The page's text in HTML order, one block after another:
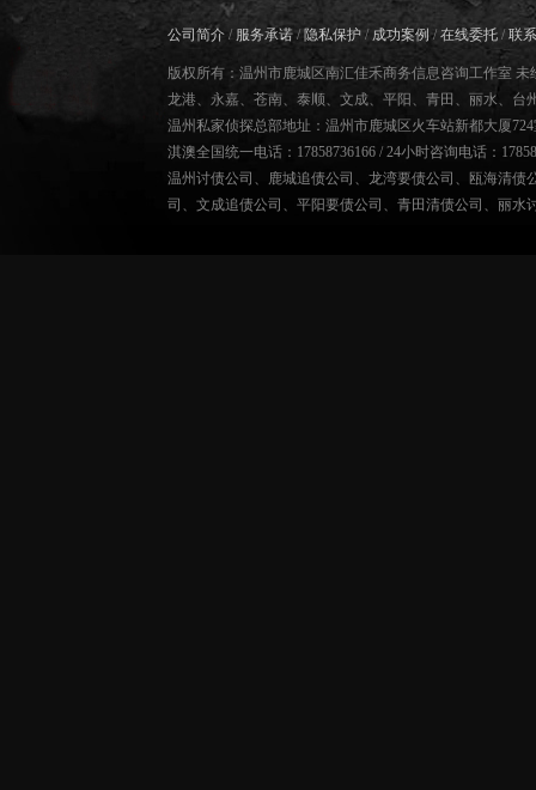
公司简介 / 服务承诺 /隐私保护 / 成功案例 / 在线委托 / 联
版权所有：温州市鹿城区南汇佳禾商务信息咨询工作室
龙港、永嘉、苍南、泰顺、文成、平阳、青田、丽水、台
温州私家侦探总部地址：温州市鹿城区火车站新都大厦
淇澳全国统一电话：17858736166 / 24小时咨询电话：
温州讨债公司 、 鹿城追债公司 、 龙湾要债公司 、 瓯海清债
司 、 文成追债公司 、 平阳要债公司 、 青田清债公司 、 丽水